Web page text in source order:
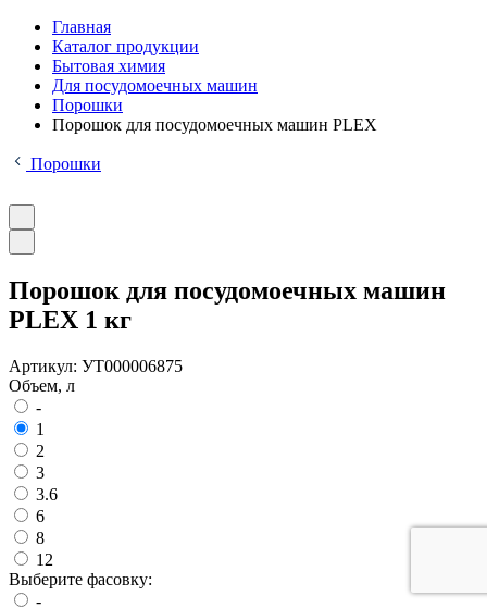
Главная
Каталог продукции
Бытовая химия
Для посудомоечных машин
Порошки
Порошок для посудомоечных машин PLEX
Порошки
Порошок для посудомоечных машин
PLEX 1 кг
Артикул: УТ000006875
Объем, л
-
1
2
3
3.6
6
8
12
Выберите фасовку:
-